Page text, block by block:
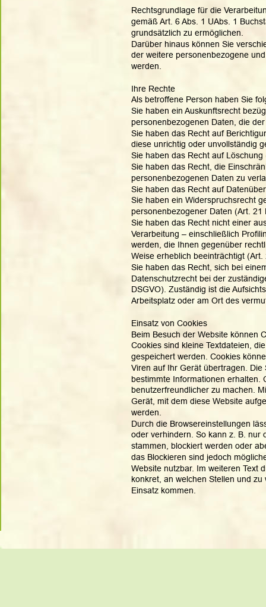
Rechtsgrundlage für die
gemäß Art. 6 Abs. 1 UAbs. 1
grundsätzlich zu ermöglichen.
Darüber hinaus können Sie
der weitere personenbezogene
werden.
Ihre Rechte
Als betroffene Person haben Sie
Sie haben ein Auskunftsrecht
personenbezogenen Daten, die
Sie haben das Recht auf
diese unrichtig oder unvollständig
Sie haben das Recht auf Löschung
Sie haben das Recht, die
personenbezogenen Daten zu
Sie haben das Recht auf
Sie haben ein Widerspruchsrecht
personenbezogener Daten (Art. 21
Sie haben das Recht nicht einer
Verarbeitung – einschließlich
werden, die Ihnen gegenüber
Weise erheblich beeinträchtigt (Art.
Sie haben das Recht, sich bei
Datenschutzrecht bei der
DSGVO). Zuständig ist die
Arbeitsplatz oder am Ort des
Einsatz von Cookies
Beim Besuch der Website können
Cookies sind kleine Textdateien,
gespeichert werden. Cookies
Viren auf Ihr Gerät übertragen.
bestimmte Informationen
benutzerfreundlicher zu machen.
Gerät, mit dem diese Website
werden.
Durch die Browsereinstellungen
oder verhindern. So kann z. B. nur
stammen, blockiert werden oder
das Blockieren sind jedoch
Website nutzbar. Im weiteren Text
konkret, an welchen Stellen und
Einsatz kommen.